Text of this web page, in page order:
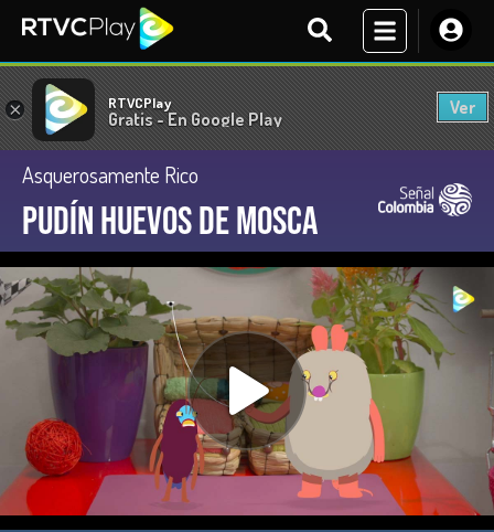
× RTVCPlay
Gratis - En Google Play
Ver
Asquerosamente Rico
Pudín huevos de mosca